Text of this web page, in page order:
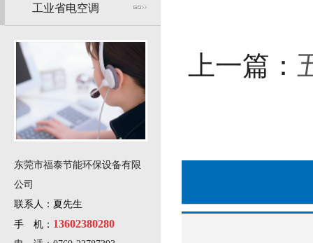
工业省电空调
东莞市福泰节能环保设备有限
公司
联系人：夏先生
手 机： 13602380280
上一篇：